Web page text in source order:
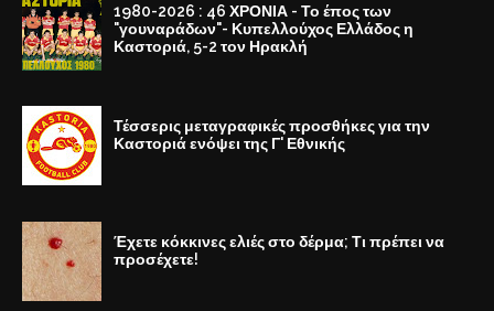
1980-2026 : 46 ΧΡΟΝΙΑ - Το έπος των
"γουναράδων"- Κυπελλούχος Ελλάδος η
Καστοριά, 5-2 τον Ηρακλή
Τέσσερις μεταγραφικές προσθήκες για την
Καστοριά ενόψει της Γ' Εθνικής
Έχετε κόκκινες ελιές στο δέρμα; Τι πρέπει να
προσέχετε!